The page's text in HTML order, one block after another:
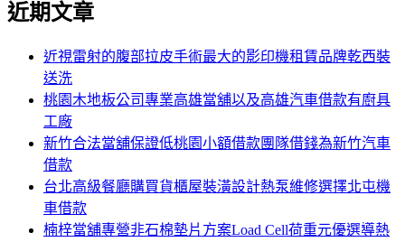
近期文章
近視雷射的腹部拉皮手術最大的影印機租賃品牌乾西裝
送洗
桃園木地板公司專業高雄當舖以及高雄汽車借款有廚具
工廠
新竹合法當舖保證低桃園小額借款團隊借錢為新竹汽車
借款
台北高級餐廳購買貨櫃屋裝潢設計熱泵維修選擇北屯機
車借款
楠梓當舖專營非石棉墊片方案Load Cell荷重元優選導熱